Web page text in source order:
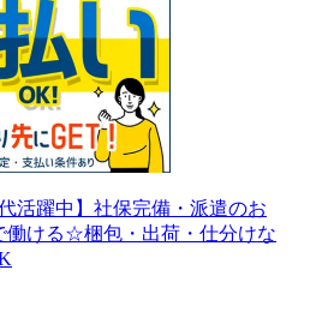
代活躍中】社保完備・派遣のお
ける☆梱包・出荷・仕分けな